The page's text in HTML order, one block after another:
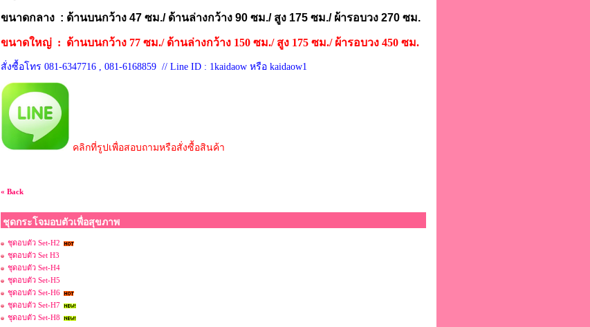
ขนาดกลาง : ด้านบนกว้าง 47 ซม./ ด้านล่างกว้าง 90 ซม./ สูง 175 ซม./ ผ้ารอบวง 270 ซม.
ขนาดใหญ่ : ด้านบนกว้าง 77 ซม./ ด้านล่างกว้าง 150 ซม./ สูง 175 ซม./ ผ้ารอบวง 450 ซม.
สั่งซื้อโทร 081-6347716 , 081-6168859 // Line ID : 1kaidaow หรือ kaidaow1
คลิกที่รูปเพื่อสอบถามหรือสั่งซื้อสินค้า
« Back
ชุดกระโจมอบตัวเพื่อสุขภาพ
ชุดอบตัว Set-H2
ชุดอบตัว Set H3
ชุดอบตัว Set-H4
ชุดอบตัว Set-H5
ชุดอบตัว Set-H6
ชุดอบตัว Set-H7
ชุดอบตัว Set-H8